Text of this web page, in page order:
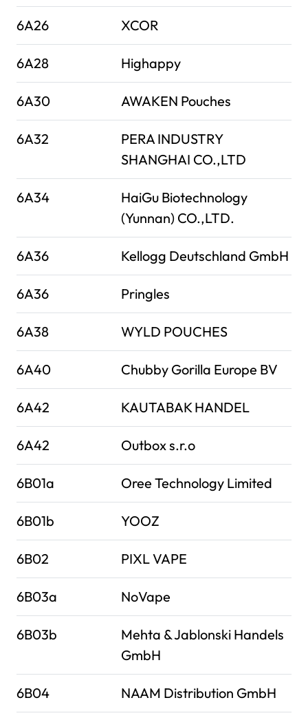
6A26 XCOR
6A28 Highappy
6A30 AWAKEN Pouches
6A32
PERA INDUSTRY
SHANGHAI CO.,LTD
6A34
HaiGu Biotechnology
(Yunnan) CO.,LTD.
6A36 Kellogg Deutschland GmbH
6A36 Pringles
6A38 WYLD POUCHES
6A40 Chubby Gorilla Europe BV
6A42 KAUTABAK HANDEL
6A42 Outbox s.r.o
6B01a Oree Technology Limited
6B01b YOOZ
6B02 PIXL VAPE
6B03a NoVape
6B03b
Mehta & Jablonski Handels
GmbH
6B04 NAAM Distribution GmbH